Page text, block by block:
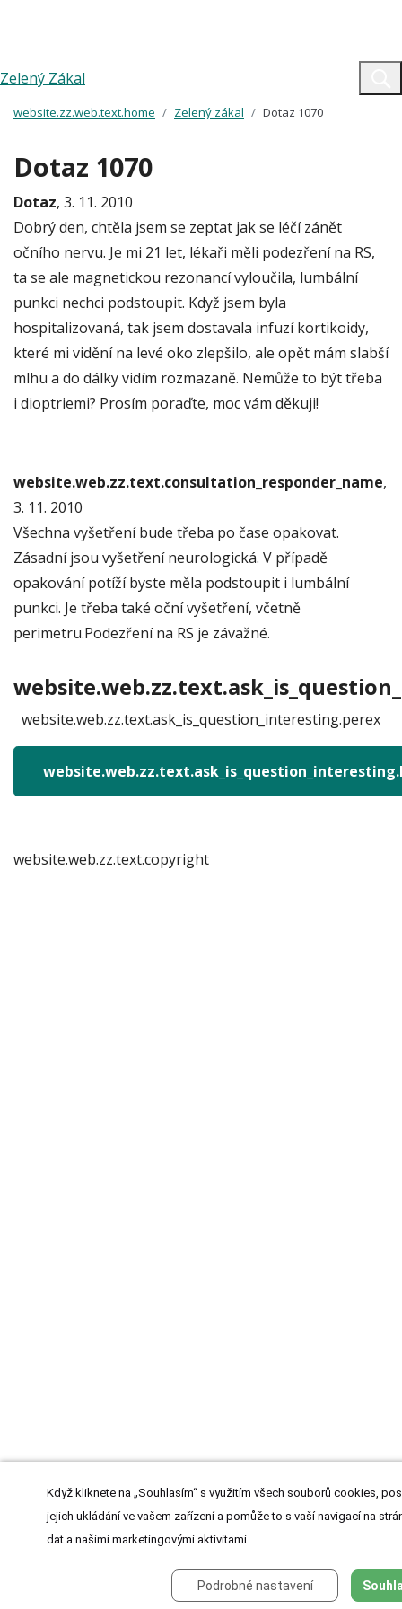
Zelený Zákal
website.zz.web.text.home Zelený zákal Dotaz 1070
Dotaz 1070
Dotaz, 3. 11. 2010
Dobrý den, chtěla jsem se zeptat jak se léčí zánět
očního nervu. Je mi 21 let, lékaři měli podezření na RS,
ta se ale magnetickou rezonancí vyloučila, lumbální
punkci nechci podstoupit. Když jsem byla
hospitalizovaná, tak jsem dostavala infuzí kortikoidy,
které mi vidění na levé oko zlepšilo, ale opět mám slabší
mlhu a do dálky vidím rozmazaně. Nemůže to být třeba
i dioptriemi? Prosím poraďte, moc vám děkuji!
website.web.zz.text.consultation_responder_name,
3. 11. 2010
Všechna vyšetření bude třeba po čase opakovat.
Zásadní jsou vyšetření neurologická. V případě
opakování potíží byste měla podstoupit i lumbální
punkci. Je třeba také oční vyšetření, včetně
perimetru.Podezření na RS je závažné.
website.web.zz.text.ask_is_question_interesting.perex
website.web.zz.text.copyright
Když kliknete na „Souhlasím“ s využitím všech souborů cookies,
jejich ukládání ve vašem zařízení a pomůže to s vaší navigací na
dat a našimi marketingovými aktivitami.
Podrobné nastavení